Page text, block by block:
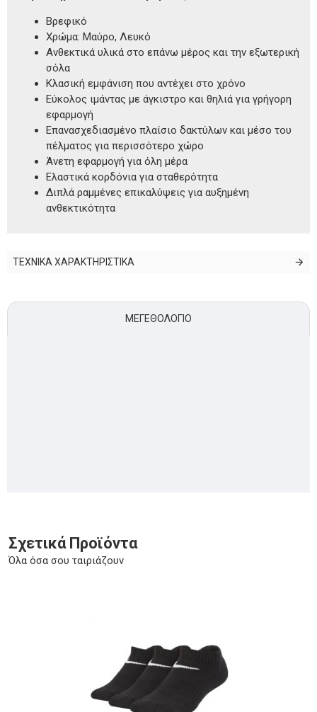
Βρεφικό
Χρώμα: Μαύρο, Λευκό
Ανθεκτικά υλικά στο επάνω μέρος και την εξωτερική
σόλα
Κλασική εμφάνιση που αντέχει στο χρόνο
Εύκολος ιμάντας με άγκιστρο και θηλιά για γρήγορη
εφαρμογή
Επανασχεδιασμένο πλαίσιο δακτύλων και μέσο του
πέλματος για περισσότερο χώρο
Άνετη εφαρμογή για όλη μέρα
Ελαστικά κορδόνια για σταθερότητα
Διπλά ραμμένες επικαλύψεις για αυξημένη
ανθεκτικότητα
ΤΕΧΝΙΚΑ ΧΑΡΑΚΤΗΡΙΣΤΙΚΑ
ΜΕΓΕΘΟΛΌΓΙΟ
Σχετικά Προϊόντα
Όλα όσα σου ταιριάζουν